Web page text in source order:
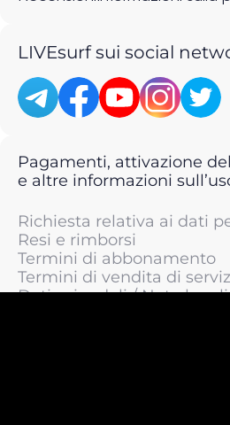
LIVEsurf sui social
Pagamenti, attivazione
e altre informazioni
Richiesta relativa ai dati
Resi e rimborsi
Termini di abbonamento
Termini di vendita di
Dati aziendali / Note legali